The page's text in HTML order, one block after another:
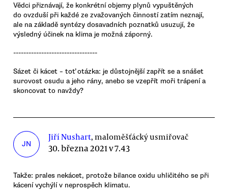
Vědci přiznávají, že konkrétní objemy plynů vypuštěných
do ovzduší při každé ze zvažovaných činností zatím neznají,
ale na základě syntézy dosavadních poznatků usuzují, že
výsledný účinek na klima je možná záporný.
---------------------------------
Sázet či kácet – toť otázka: je důstojnější zapřít se a snášet
surovost osudu a jeho rány, anebo se vzepřít moři trápení a
skoncovat to navždy?
JN
Jiří Nushart, maloměšťácký usmiřovač
30. března 2021 v 7.43
Takže: prales nekácet, protože bilance oxidu uhličitého se při
kácení vychýlí v neprospěch klimatu.